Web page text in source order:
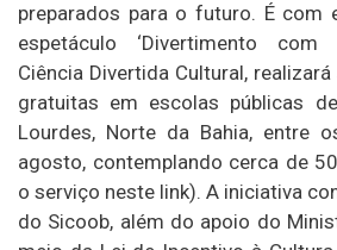
preparados para o futuro. É com
espetáculo ‘Divertimento com
Ciência Divertida Cultural,
gratuitas em escolas públicas
Lourdes, Norte da Bahia, entre
agosto, contemplando cerca de
o serviço neste link). A iniciativa
do Sicoob, além do apoio do